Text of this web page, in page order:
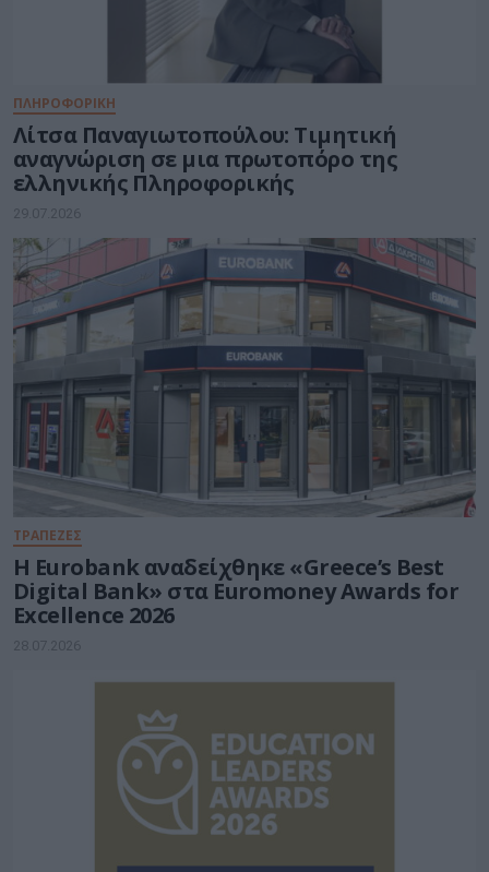
ΠΛΗΡΟΦΟΡΙΚΗ
Λίτσα Παναγιωτοπούλου: Τιμητική
αναγνώριση σε μια πρωτοπόρο της
ελληνικής Πληροφορικής
29.07.2026
ΤΡΑΠΕΖΕΣ
Η Eurobank αναδείχθηκε «Greece’s Best
Digital Bank» στα Euromoney Awards for
Excellence 2026
28.07.2026